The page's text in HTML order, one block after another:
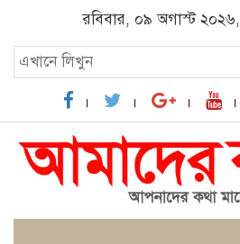
রবিবার, ০৯ অগাস্ট ২০২৬,